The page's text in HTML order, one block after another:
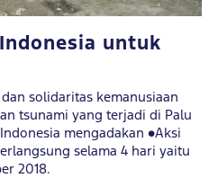
untuk
solidaritas kemanusiaan
tsunami yang terjadi di Palu
mengadakan �Aksi
selama 4 hari yaitu
2018.